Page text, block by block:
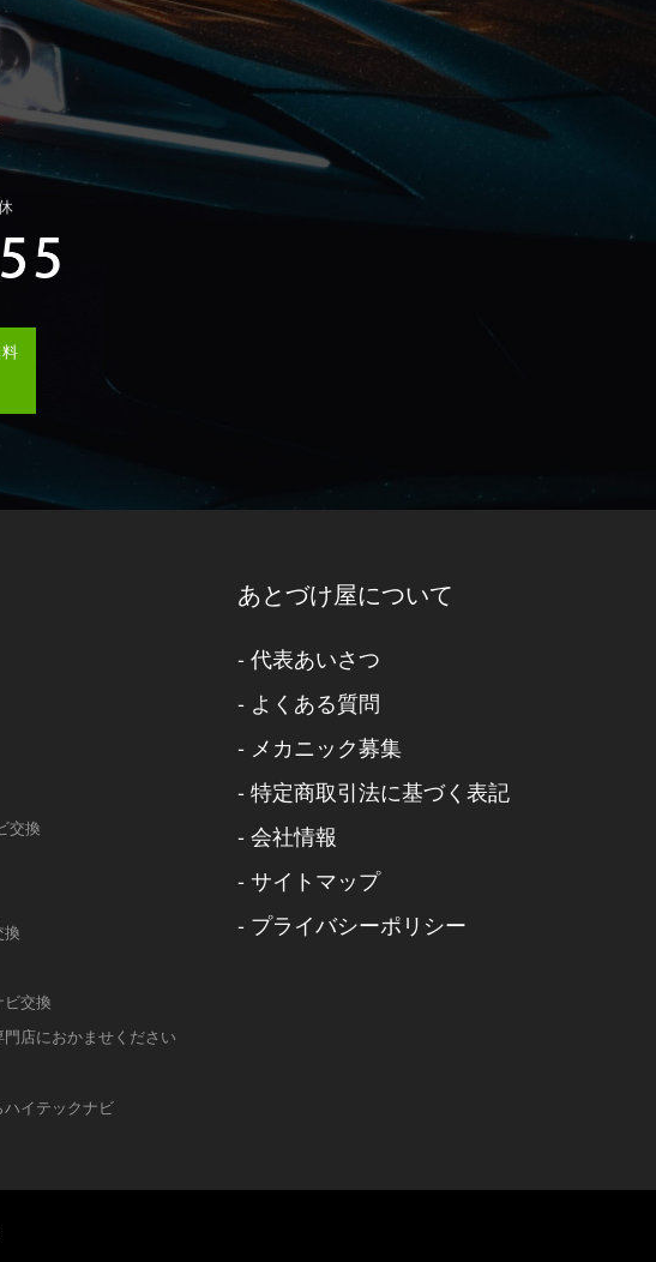
交換
交換
店におかませください
イテックナビ
あとづけ屋について
- 代表あいさつ
- よくある質問
- メカニック募集
- 特定商取引法に基づく表記
- 会社情報
- サイトマップ
- プライバシーポリシー